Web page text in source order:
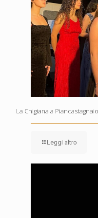
La Chigiana a
Leggi altro